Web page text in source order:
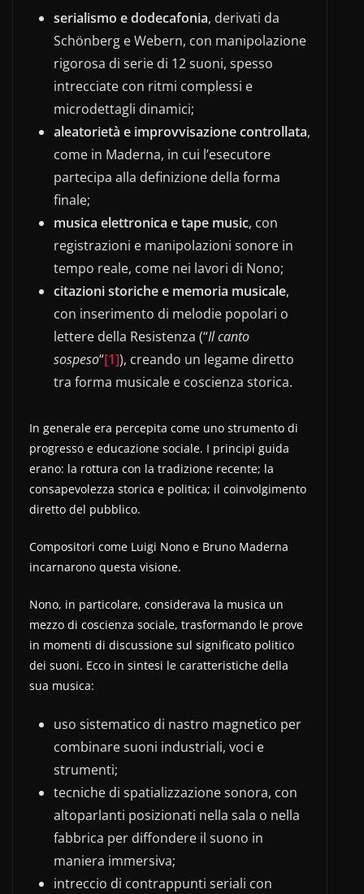
serialismo e dodecafonia, derivati da
Schönberg e Webern, con manipolazione
rigorosa di serie di 12 suoni, spesso
intrecciate con ritmi complessi e
microdettagli dinamici;
aleatorietà e improvvisazione controllata,
come in Maderna, in cui l’esecutore
partecipa alla definizione della forma
finale;
musica elettronica e tape music, con
registrazioni e manipolazioni sonore in
tempo reale, come nei lavori di Nono;
citazioni storiche e memoria musicale,
con inserimento di melodie popolari o
lettere della Resistenza (“Il canto
sospeso“[1]), creando un legame diretto
tra forma musicale e coscienza storica.
In generale era percepita come uno strumento di
progresso e educazione sociale. I principi guida
erano: la rottura con la tradizione recente; la
consapevolezza storica e politica; il coinvolgimento
diretto del pubblico.
Compositori come Luigi Nono e Bruno Maderna
incarnarono questa visione.
Nono, in particolare, considerava la musica un
mezzo di coscienza sociale, trasformando le prove
in momenti di discussione sul significato politico
dei suoni. Ecco in sintesi le caratteristiche della
sua musica:
uso sistematico di nastro magnetico per
combinare suoni industriali, voci e
strumenti;
tecniche di spatializzazione sonora, con
altoparlanti posizionati nella sala o nella
fabbrica per diffondere il suono in
maniera immersiva;
intreccio di contrappunti seriali con